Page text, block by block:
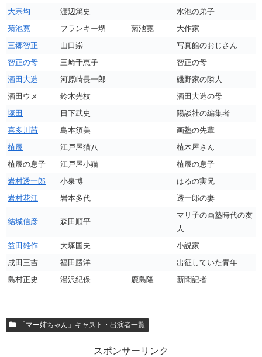
大宗均
渡辺篤史
水泡の弟子
菊池寛
フランキー堺 菊池寛
大作家
三郷智正
山口崇
写真館のおじさん
智正の母
三崎千恵子
智正の母
酒田大造
河原崎長一郎
磯野家の隣人
酒田ウメ
鈴木光枝
酒田大造の母
塚田
日下武史
陽談社の編集者
喜多川茜
島本須美
画塾の先輩
植辰
江戸屋猫八
植木屋さん
植辰の息子
江戸屋小猫
植辰の息子
岩村透一郎
小泉博
はるの実兄
岩村花江
岩本多代 透一郎の妻
結城信彦 森田順平
マリ子の画塾時代の友
人
益田雄作
大塚国夫
小説家
成田三吉
福田勝洋
出征していた青年
島村正史
湯沢紀保 鹿島隆 新聞記者
「マー姉ちゃん」キャスト・出演者一覧
スポンサーリンク